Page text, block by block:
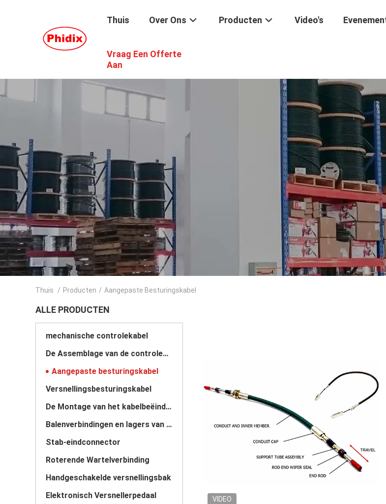
Thuis Over Ons Producten Video's
Vraag Een Offerte
Aan
Thuis / Producten / Aangepaste Besturingskabel
ALLE PRODUCTEN
mechanische controlekabel
De Assemblage van de controlekabel
Aangepaste besturingskabel
Versnellingsbesturingskabel
De Montage van het kabelbeëindigen
Balenverbindingen en lagers van roestvrij staal
Stab-eindconnector
Roterende Wartelverbinding
Handgeschakelde versnellingsbak
Elektronisch Versnellerpedaal
VIDEO